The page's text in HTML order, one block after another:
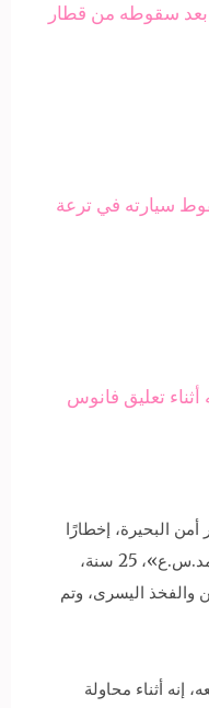
بعد سقوطه من قطار
سيارته في ترعة
تعليق فانوس
أمن البحيرة، إخطارًا
بالواقعة، وتبين أن العامل يدعى «محمد.س.ع»، 25 سنة،
والفخذ اليسرى، وتم
إنه أثناء محاولة